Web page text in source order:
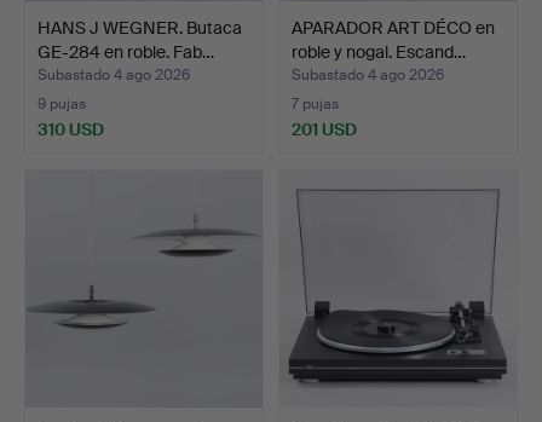
HANS J WEGNER. Butaca
GE-284 en roble. Fab…
Subastado 4 ago 2026
9 pujas
310 USD
APARADOR ART DÉCO en
roble y nogal. Escand…
Subastado 4 ago 2026
7 pujas
201 USD